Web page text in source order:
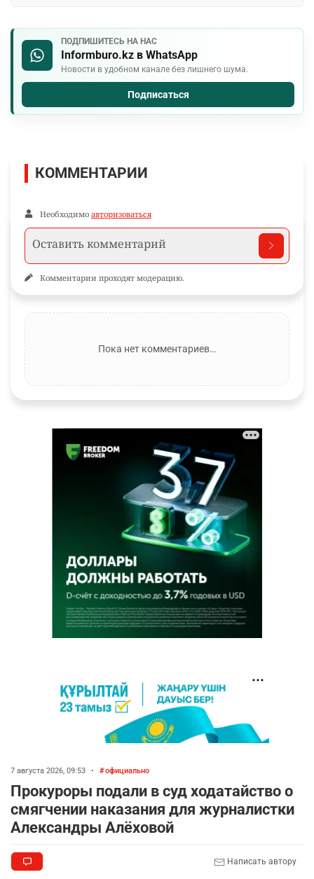
ПОДПИШИТЕСЬ НА НАС
Informburo.kz в WhatsApp
Новости в удобном канале без лишнего шума.
Подписаться
КОММЕНТАРИИ
Необходимо авторизоваться
Комментарии проходят модерацию.
Пока нет комментариев…
7 августа 2026, 09:53 • официально
Прокуроры подали в суд ходатайство о
смягчении наказания для журналистки
Александры Алёховой
Написать автору